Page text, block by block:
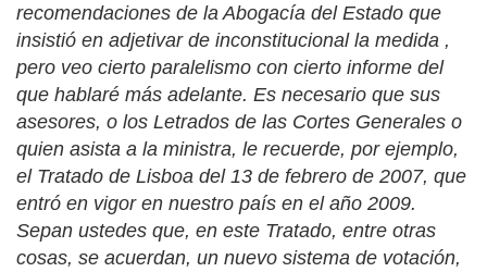
recomendaciones de la Abogacía del Estado que
insistió en adjetivar de inconstitucional la medida ,
pero veo cierto paralelismo con cierto informe del
que hablaré más adelante. Es necesario que sus
asesores, o los Letrados de las Cortes Generales o
quien asista a la ministra, le recuerde, por ejemplo,
el Tratado de Lisboa del 13 de febrero de 2007, que
entró en vigor en nuestro país en el año 2009.
Sepan ustedes que, en este Tratado, entre otras
cosas, se acuerdan, un nuevo sistema de votación,